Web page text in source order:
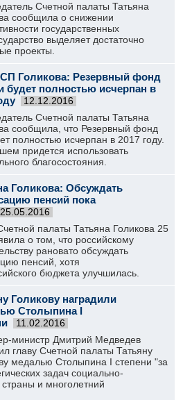
Счетной палаты Татьяна
сообщила о снижении
государственных
выделяет достаточно
проекты.
СП Голикова: Резервный фонд
будет полностью исчерпан в
12.12.2016
Счетной палаты Татьяна
сообщила, что Резервный фонд
полностью исчерпан в 2017 году.
придется использовать
благосостояния.
Голикова: Обсуждать
пенсий пока
25.05.2016
палаты Татьяна Голикова 25
о том, что российскому
рановато обсуждать
пенсий, хотя
бюджета улучшилась.
Голикову наградили
Столыпина I
11.02.2016
министр Дмитрий Медведев
главу Счетной палаты Татьяну
медалью Столыпина I степени "за
задач социально-
страны и многолетний